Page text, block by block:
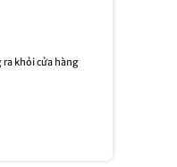
khỏi cửa hàng